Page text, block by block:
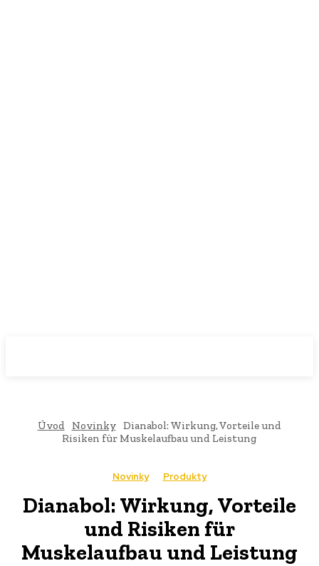
Úvod Novinky Dianabol: Wirkung, Vorteile und
Risiken für Muskelaufbau und Leistung
Novinky Produkty
Dianabol: Wirkung, Vorteile
und Risiken für
Muskelaufbau und Leistung